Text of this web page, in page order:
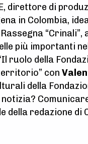
direttore di
in Colombia,
“Crinali”,
più importanti
ruolo della
con
della
della redazione di